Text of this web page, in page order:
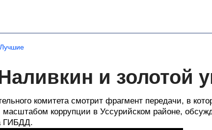
Лучшие
и золотой
комитета смотрит фрагмент передачи, в
коррупции в Уссурийском районе,
ГИБДД.